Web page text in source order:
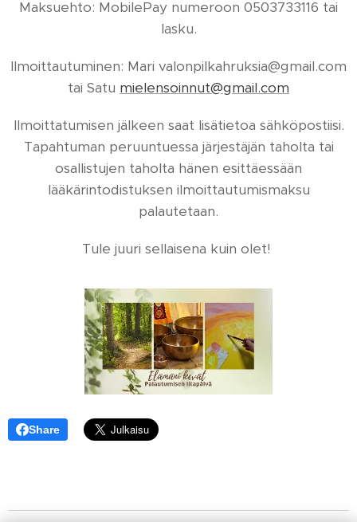
Maksuehto: MobilePay numeroon 0503733116 tai
lasku.
Ilmoittautuminen: Mari valonpilkahruksia@gmail.com
tai Satu mielensoinnut@gmail.com
Ilmoittatumisen jälkeen saat lisätietoa sähköpostiisi.
Tapahtuman peruuntuessa järjestäjän taholta tai
osallistujen taholta hänen esittäessään
lääkärintodistuksen ilmoittautumismaksu
palautetaan.
Tule juuri sellaisena kuin olet!
Share